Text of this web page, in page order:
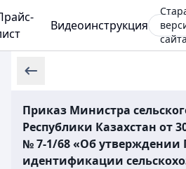
Видеоинструкция
Приказ Министра
Республики Казахстан от
№ 7-1/68 «Об утверждении
идентификации